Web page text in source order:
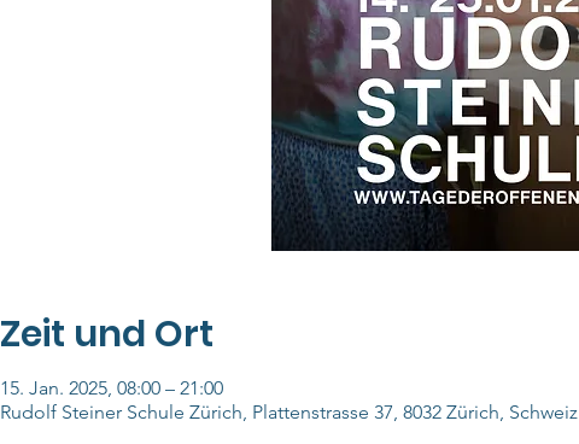
Zeit und Ort
15. Jan. 2025, 08:00 – 21:00
Rudolf Steiner Schule Zürich, Plattenstrasse 37, 8032 Zürich, Schweiz